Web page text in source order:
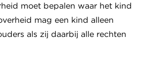
moet bepalen waar het kind
mag een kind alleen
als zij daarbij alle rechten